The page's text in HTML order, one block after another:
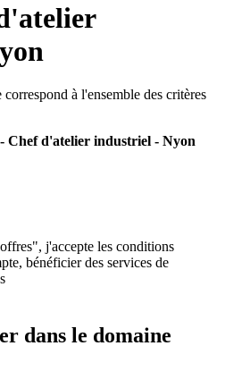
à l'ensemble des critères
Chef d'atelier industriel - Nyon
j'accepte les conditions
bénéficier des services de
dans le domaine